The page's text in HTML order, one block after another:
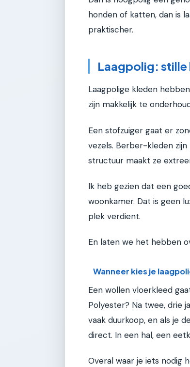
honden of katten, dan is
praktischer.
Laagpolig: stille
Laagpolige kleden
zijn makkelijk te
Een stofzuiger gaat er
vezels. Berber-kleden
structuur maakt ze
Ik heb gezien dat een
woonkamer. Dat is geen
plek verdient.
En laten we het hebben
Wanneer kies je
Een wollen vloerkleed
Polyester? Na twee, drie
vaak duurkoop, en als je
direct. In een hal, een
Overal waar je iets nodig